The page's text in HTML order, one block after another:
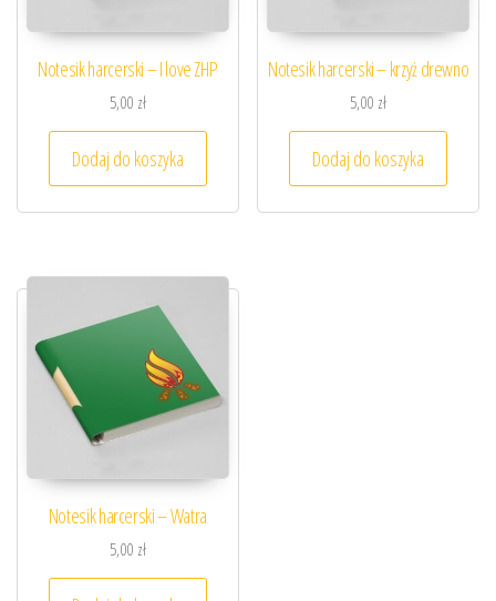
Notesik harcerski – I love ZHP
5,00 zł
Dodaj do koszyka
Notesik harcerski – krzyż drewno
5,00 zł
Dodaj do koszyka
Notesik harcerski – Watra
5,00 zł